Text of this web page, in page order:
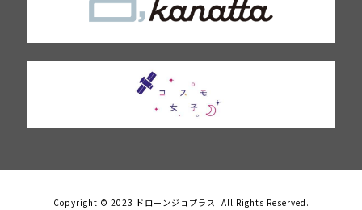
Copyright © 2023 ドローンジョプラス. All Rights Reserved.